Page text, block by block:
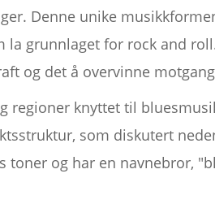
Denne unike
grunnlaget for rock and
og det å overvinne
regioner knyttet til
som diskutert
toner og har en navnebror,